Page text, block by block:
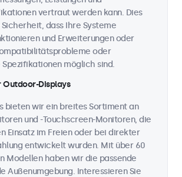
vertraut werden kann. Dies
dass Ihre Systeme
und Erweiterungen oder
oder
möglich sind.
Outdoor-Displays
bieten wir ein breites Sortiment an
und -Touchscreen-Monitoren, die
Einsatz im Freien oder bei direkter
entwickelt wurden. Mit über 60
Modellen haben wir die passende
Außenumgebung. Interessieren Sie